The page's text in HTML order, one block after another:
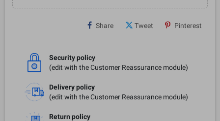
Share Tweet Pinterest
Security policy
(edit with the Customer Reassurance module)
Delivery policy
(edit with the Customer Reassurance module)
Return policy